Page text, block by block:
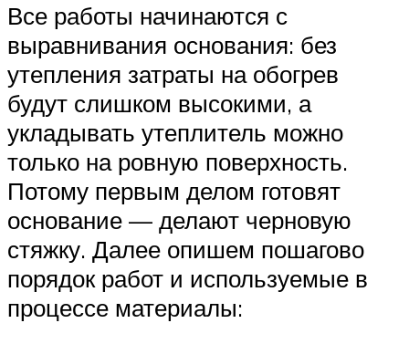
Все работы начинаются с
выравнивания основания: без
утепления затраты на обогрев
будут слишком высокими, а
укладывать утеплитель можно
только на ровную поверхность.
Потому первым делом готовят
основание — делают черновую
стяжку. Далее опишем пошагово
порядок работ и используемые в
процессе материалы: